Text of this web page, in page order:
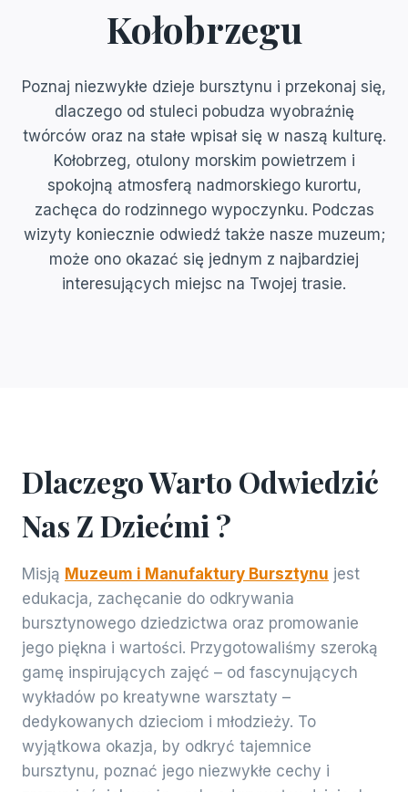
Kołobrzegu
Poznaj niezwykłe dzieje bursztynu i przekonaj się,
dlaczego od stuleci pobudza wyobraźnię
twórców oraz na stałe wpisał się w naszą kulturę.
Kołobrzeg, otulony morskim powietrzem i
spokojną atmosferą nadmorskiego kurortu,
zachęca do rodzinnego wypoczynku. Podczas
wizyty koniecznie odwiedź także nasze muzeum;
może ono okazać się jednym z najbardziej
interesujących miejsc na Twojej trasie.
Dlaczego Warto Odwiedzić
Nas Z Dziećmi ?
Misją Muzeum i Manufaktury Bursztynu jest
edukacja, zachęcanie do odkrywania
bursztynowego dziedzictwa oraz promowanie
jego piękna i wartości. Przygotowaliśmy szeroką
gamę inspirujących zajęć – od fascynujących
wykładów po kreatywne warsztaty –
dedykowanych dzieciom i młodzieży. To
wyjątkowa okazja, by odkryć tajemnice
bursztynu, poznać jego niezwykłe cechy i